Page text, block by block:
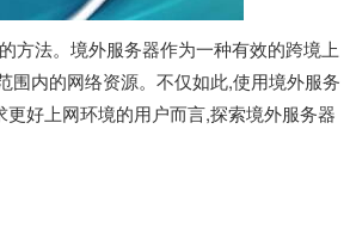
方法。境外服务器作为一种有效的跨境上
围内的网络资源。不仅如此,使用境外服务
好上网环境的用户而言,探索境外服务器